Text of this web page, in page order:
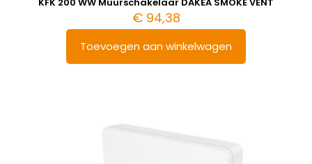
€94,38
Toevoegen aan winkelwagen